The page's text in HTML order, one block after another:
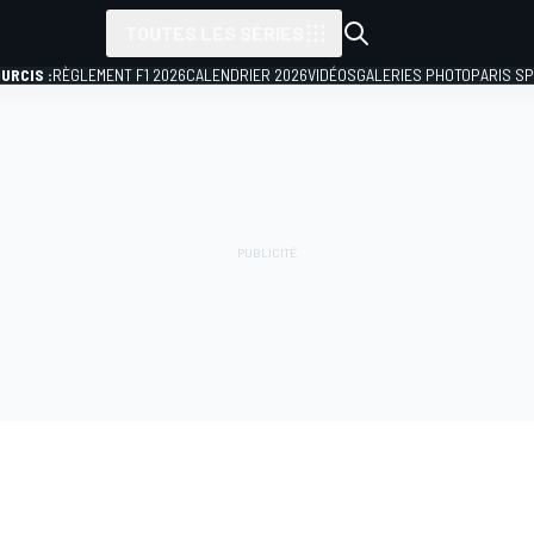
:RÈGLEMENT F1 2026CALENDRIER 2026VIDÉOSGALERIES PHOTOPARIS